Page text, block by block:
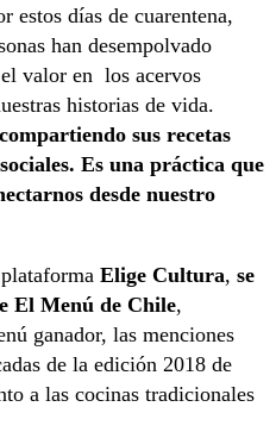
estos días de cuarentena,
han desempolvado
valor en los acervos
historias de vida.
sus recetas
Es una práctica que
desde nuestro
Elige Cultura, se
El Menú de Chile,
ganador, las menciones
de la edición 2018 de
a las cocinas tradicionales